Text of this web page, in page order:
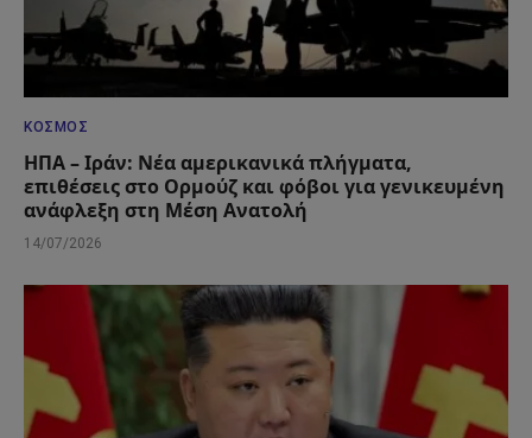
ΚΌΣΜΟΣ
ΗΠΑ – Ιράν: Νέα αμερικανικά πλήγματα,
επιθέσεις στο Ορμούζ και φόβοι για γενικευμένη
ανάφλεξη στη Μέση Ανατολή
14/07/2026